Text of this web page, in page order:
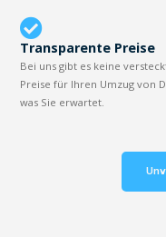
Transparente Preise
Bei uns gibt es keine
Preise für Ihren Umzug von
was Sie erwartet.